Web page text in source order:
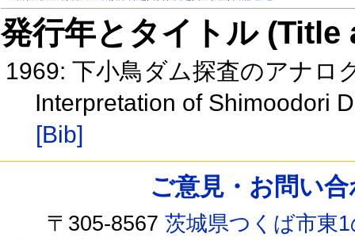
発行年とタイトル
1969: 下小鳥ダム探査のアナロ
Interpretation of Shimoodori
[Bib]
ご意見・お問い
〒305-8567茨城県つくば市東